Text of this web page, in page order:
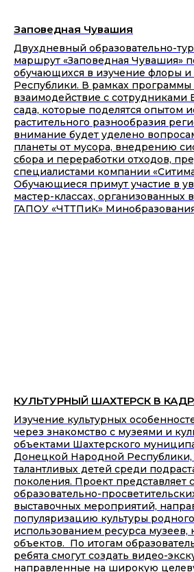
Заповедная Чувашия
Двухдневный образовательно-
маршрут «Заповедная Чувашия»
обучающихся в изучение флоры
Республики. В рамках
взаимодействие с сотрудниками
сада, которые поделятся опытом
растительного разнообразия
внимание будет уделено
планеты от мусора, внедрению
сбора и переработки отходов,
специалистами компании
Обучающиеся примут участие в
мастер-классах, организованных
ГАПОУ «ЧТТПиК»
КУЛЬТУРНЫЙ ШАХТЕРСК В
Изучение культурных
через знакомство с музеями и
объектами Шахтерского
Донецкой Народной Республики,
талантливых детей среди
поколения. Проект представляет
образовательно-
выставочных мероприятий,
популяризацию культуры
использованием ресурса музеев,
объектов. По итогам
ребята смогут создать видео-
направленные на широкую